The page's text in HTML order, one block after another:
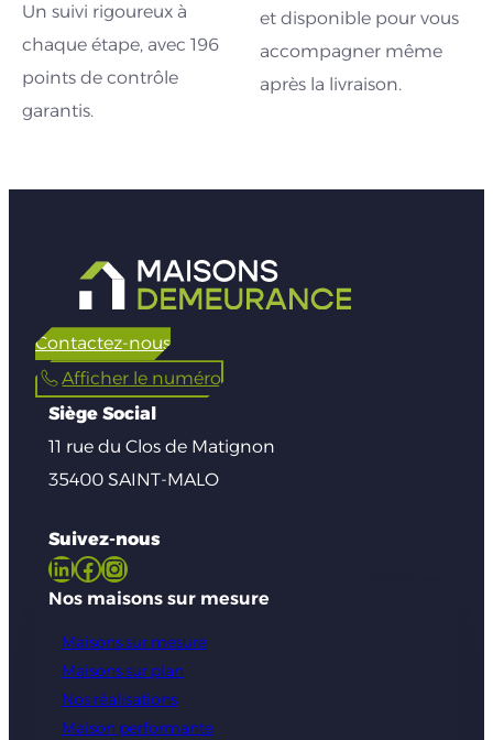
Un suivi rigoureux à
chaque étape, avec 196
points de contrôle
garantis.
et disponible pour vous
accompagner même
après la livraison.
Contactez-nous
Afficher le numéro
Siège Social
11 rue du Clos de Matignon
35400 SAINT-MALO
Suivez-nous
LinkedIn Facebook Instagram
Nos maisons sur mesure
Maisons sur mesure
Maisons sur plan
Nos réalisations
Maison performante